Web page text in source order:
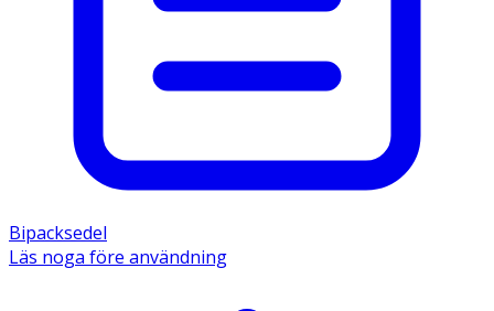
Bipacksedel
Läs noga före användning